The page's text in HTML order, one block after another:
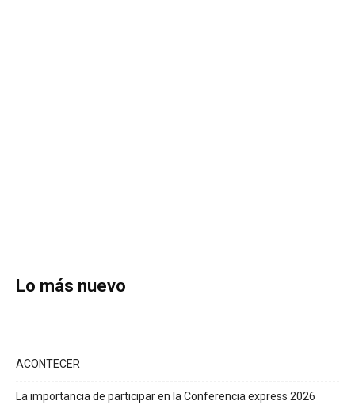
Lo más nuevo
ACONTECER
La importancia de participar en la Conferencia express 2026